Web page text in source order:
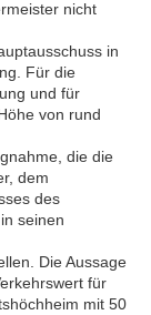
nicht
in
Für die
und für
von rund
die die
dem
des
seinen
Die Aussage
für
mit 50